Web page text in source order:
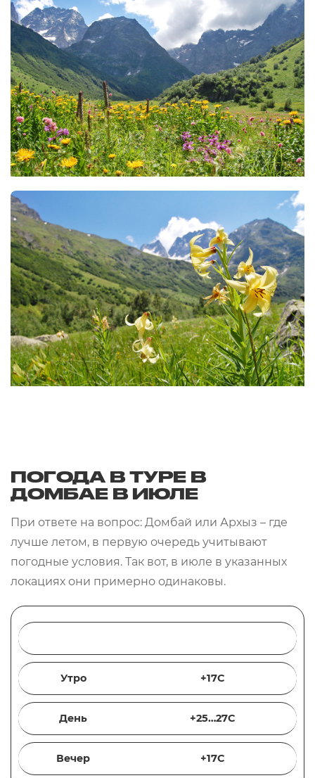
ПОГОДА В ТУРЕ В
ДОМБАЕ В ИЮЛЕ
При ответе на вопрос: Домбай или Архыз – где
лучше летом, в первую очередь учитывают
погодные условия. Так вот, в июле в указанных
локациях они примерно одинаковы.
Утро +17С
День +25…27С
Вечер +17С